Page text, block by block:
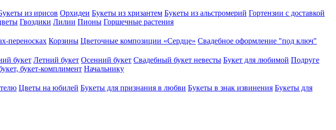
из ирисов Орхидеи Букеты из хризантем Букеты из альстромерий Гортензии с доставкой
Гвоздики Лилии Пионы Горшечные растения
переносках Корзины Цветочные композиции «Сердце» Свадебное оформление "под ключ"
букет Летний букет Осенний букет Свадебный букет невесты Букет для любимой Подруге
букет-комплимент Начальнику
Цветы на юбилей Букеты для признания в любви Букеты в знак извинения Букеты для